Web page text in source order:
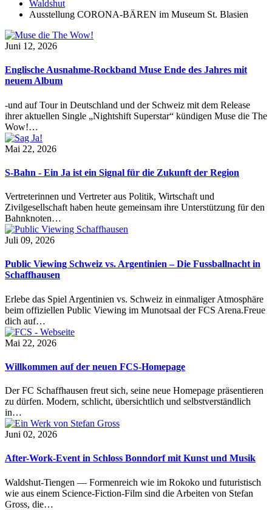
Waldshut
Ausstellung CORONA-BÄREN im Museum St. Blasien
Juni 12, 2026
Englische Ausnahme-Rockband Muse Ende des Jahres mit
neuem Album
-und auf Tour in Deutschland und der Schweiz mit dem Release
ihrer aktuellen Single „Nightshift Superstar“ kündigen Muse die The
Wow!…
Mai 22, 2026
S-Bahn - Ein Ja ist ein Signal für die Zukunft der Region
Vertreterinnen und Vertreter aus Politik, Wirtschaft und
Zivilgesellschaft haben heute gemeinsam ihre Unterstützung für den
Bahnknoten…
Juli 09, 2026
Public Viewing Schweiz vs. Argentinien – Die Fussballnacht in
Schaffhausen
Erlebe das Spiel Argentinien vs. Schweiz in einmaliger Atmosphäre
beim offiziellen Public Viewing im Munotsaal der FCS Arena.Freue
dich auf…
Mai 22, 2026
Willkommen auf der neuen FCS-Homepage
Der FC Schaffhausen freut sich, seine neue Homepage präsentieren
zu dürfen. Modern, schlicht, übersichtlich und selbstverständlich
in…
Juni 02, 2026
After-Work-Event in Schloss Bonndorf mit Kunst und Musik
Waldshut-Tiengen — Formenreich wie im Rokoko und futuristisch
wie aus einem Science-Fiction-Film sind die Arbeiten von Stefan
Gross, die…